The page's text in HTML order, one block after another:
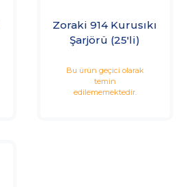
Zoraki 914 Kurusıkı
Şarjörü (25'li)
Bu ürün geçici olarak
temin
edilememektedir.